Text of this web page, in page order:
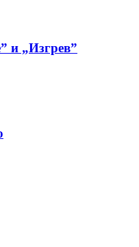
и „Изгрев”